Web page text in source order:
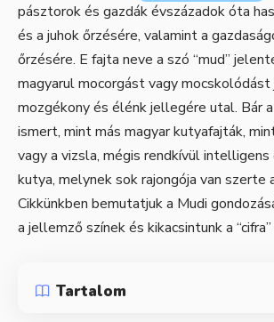
pásztorok és gazdák évszázadok óta
és a juhok őrzésére, valamint a
őrzésére. E fajta neve a szó “mud”
magyarul mocorgást vagy
mozgékony és élénk jellegére utal. Bár
ismert, mint más magyar kutyafajták,
vagy a vizsla, mégis rendkívül intelligens
kutya, melynek sok rajongója van szerte
Cikkünkben bemutatjuk a Mudi
a jellemző színek és kikacsintunk a
Tartalom